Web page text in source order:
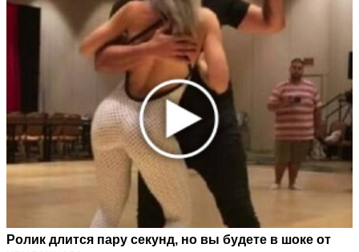
Ролик длится пару секунд, но вы будете в шоке от